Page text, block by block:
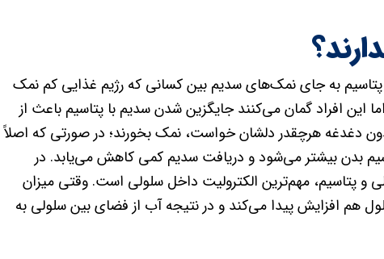
به جای نمک‌های سدیم بین کسانی که رژیم غذایی کم نمک
این افراد گمان می‌کنند جایگزین شدن سدیم با پتاسیم باعث از
دغدغه هرچقدر دلشان خواست، نمک بخورند؛ در صورتی که اصلاً
بدن بیشتر می‌شود و دریافت سدیم کمی کاهش می‌یابد. در
و پتاسیم، مهم‌ترین الکترولیت داخل سلولی است. وقتی میزان
هم افزایش پیدا می‌کند و در نتیجه آب از فضای بین سلولی به